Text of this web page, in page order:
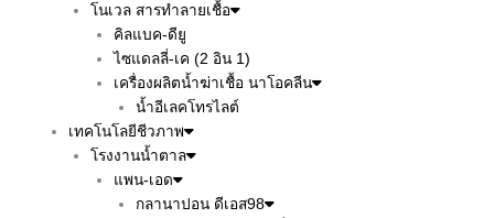
โนเวล สารทำลายเชื้อ
คิลแบค-ดียู
ไซแดลลี่-เค (2 อิน 1)
เครื่องผลิตน้ำฆ่าเชื้อ นาโอคลีน
น้ำอีเลคโทรไลต์
เทคโนโลยีชีวภาพ
โรงงานน้ำตาล
แพน-เอด
กลานาปอน ดีเอส98